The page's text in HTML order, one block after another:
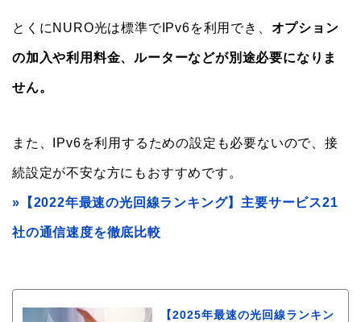
とくにNURO光は標準でIPv6を利用でき、 オプション
の加入や利用料金、ルーターなどが別途必要になりま
せん。
また、IPv6を利用するための設定も必要ないので、接
続設定が不安な方にもおすすめです。
»【2022年最速の光回線ランキング】主要サービス21
社の通信速度を徹底比較
【2025年最速の光回線ランキン